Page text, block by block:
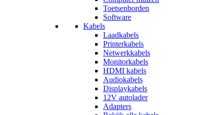
Toetsenborden
Software
Kabels
Laadkabels
Printerkabels
Netwerkkabels
Monitorkabels
HDMI kabels
Audiokabels
Displaykabels
12V autolader
Adapters